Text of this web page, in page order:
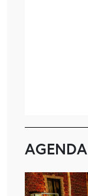
AGENDA